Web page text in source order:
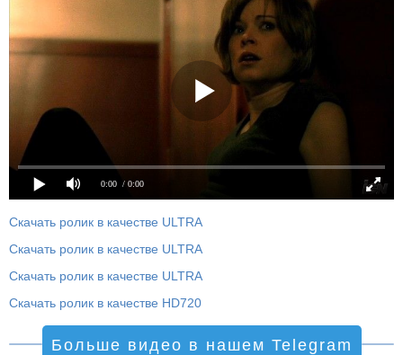
0:00 / 0:00
Скачать ролик в качестве ULTRA
Скачать ролик в качестве ULTRA
Скачать ролик в качестве ULTRA
Скачать ролик в качестве HD720
Больше видео в нашем Telegram